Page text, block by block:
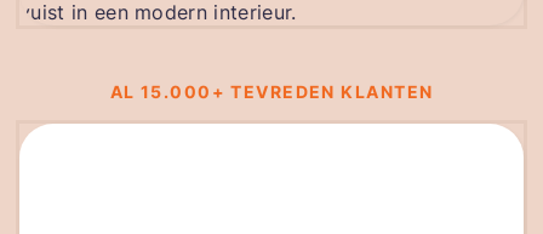
AL 15.000+ TEVREDEN KLANTEN